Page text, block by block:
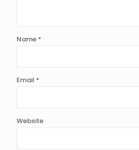
Name *
Email *
Website